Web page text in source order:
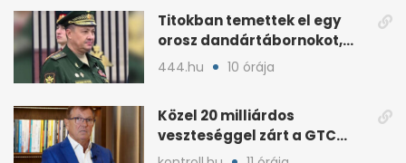
Titokban temettek el egy
orosz dandártábornokot,
Csajko barátját
444.hu 10 órája
Közel 20 milliárdos
veszteséggel zárt a GTC
Origine a 2025-ös évben